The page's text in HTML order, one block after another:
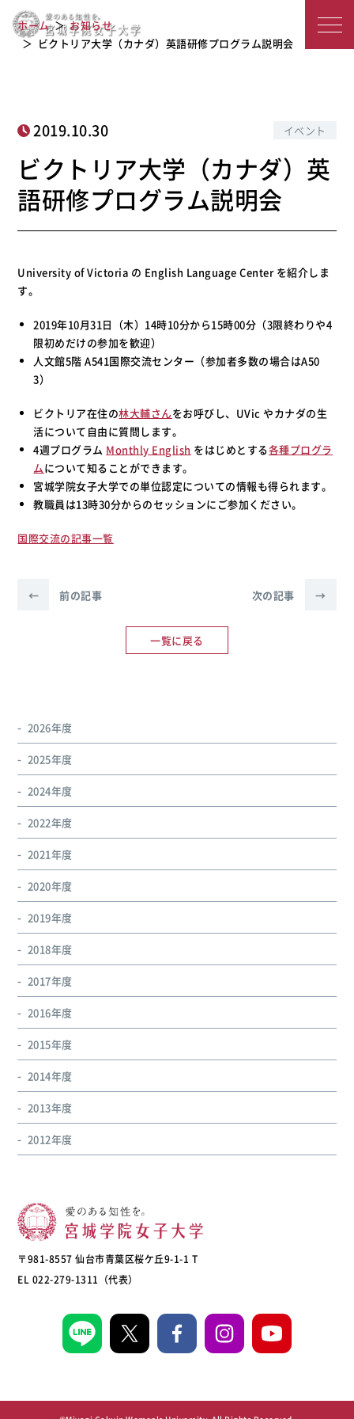
城
子
大
学
ビクトリア大学（カナダ）英語研修プ
ログラム説明会
ホーム
お知らせ
ビクトリア大学（カナダ）英語研修プログラム説明会
2019.10.30 イベント
ビクトリア大学（カナダ）英
語研修プログラム説明会
University of Victoria の English Language Center を紹介しま
す。
2019年10月31日（木）14時10分から15時00分（3限終わりや4
限初めだけの参加を歓迎）
人文館5階 A541国際交流センター（参加者多数の場合はA50
3）
ビクトリア在住の林大輔さんをお呼びし、UVic やカナダの生
活について自由に質問します。
4週プログラム Monthly English をはじめとする各種プログラ
ムについて知ることができます。
宮城学院女子大学での単位認定についての情報も得られます。
教職員は13時30分からのセッションにご参加ください。
国際交流の記事一覧
← 前の記事
一覧に戻る
次の記事 →
2026年度
2025年度
2024年度
2022年度
2021年度
2020年度
2019年度
2018年度
2017年度
2016年度
2015年度
2014年度
2013年度
2012年度
〒981-8557 仙台市青葉区桜ケ丘9-1-1 T
EL 022-279-1311（代表）